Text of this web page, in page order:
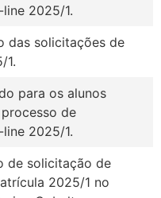
2025/1.
das solicitações de
1.
para os alunos
de
2025/1.
de solicitação de
2025/1 no